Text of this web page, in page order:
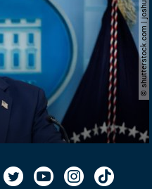
© shutterstock.com | joshua sukoff